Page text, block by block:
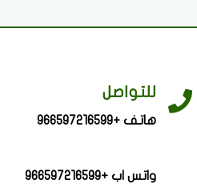
للتواصل
هاتف +966597216599
واتس اب +966597216599